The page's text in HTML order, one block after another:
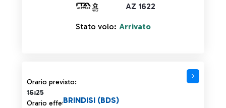
AZ 1622
Stato volo: Arrivato
Orario previsto:
16:25
Orario previsto 16:25 barrato
Orario effettivo:BRINDISI (BDS)